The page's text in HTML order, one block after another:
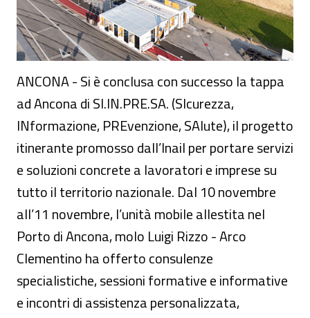
ANCONA - Si è conclusa con successo la tappa
ad Ancona di SI.IN.PRE.SA. (SIcurezza,
INformazione, PREvenzione, SAlute), il progetto
itinerante promosso dall’Inail per portare servizi
e soluzioni concrete a lavoratori e imprese su
tutto il territorio nazionale. Dal 10 novembre
all’11 novembre, l’unità mobile allestita nel
Porto di Ancona, molo Luigi Rizzo - Arco
Clementino ha offerto consulenze
specialistiche, sessioni formative e informative
e incontri di assistenza personalizzata,